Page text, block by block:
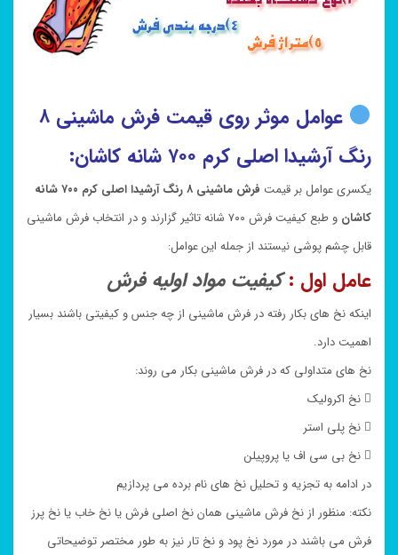
عوامل موثر روی قیمت فرش ماشینی ۸
رنگ آرشیدا اصلی کرم ۷۰۰ شانه کاشان:
یکسری عوامل بر قیمت
فرش ماشینی ۸ رنگ آرشیدا اصلی کرم ۷۰۰ شانه
کاشان
و طبع کیفیت فرش ۷۰۰ شانه تاثیر گزارند و در انتخاب فرش ماشینی
قابل چشم پوشی نیستند از جمله این عوامل:
عامل اول : کیفیت مواد اولیه فرش
اینکه نخ های بکار رفته در فرش ماشینی از چه جنس و کیفیتی باشند بسیار
اهمیت دارد.
نخ های متداولی که در فرش ماشینی بکار می روند:
 نخ اکرولیک
 نخ پلی استر
 نخ بی سی اف یا پروپیلن
در ادامه به تجزیه و تحلیل نخ های نام برده می پردازیم
نکته: منظور از نخ فرش ماشینی همان نخ اصلی فرش یا نخ خاب یا نخ پرز
فرش می باشند در مورد نخ پود و نخ تار نیز به طور مختصر توضیحاتی